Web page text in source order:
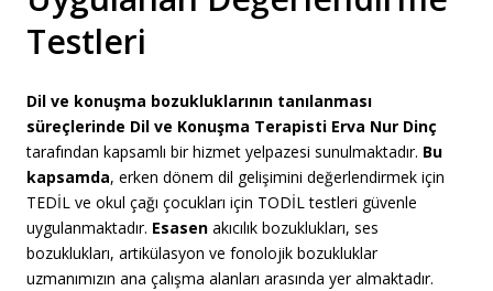
Testleri
Dil ve konuşma bozukluklarının tanılanması
süreçlerinde Dil ve Konuşma Terapisti Erva Nur Dinç
tarafından kapsamlı bir hizmet yelpazesi sunulmaktadır. Bu
kapsamda, erken dönem dil gelişimini değerlendirmek için
TEDİL ve okul çağı çocukları için TODİL testleri güvenle
uygulanmaktadır. Esasen akıcılık bozuklukları, ses
bozuklukları, artikülasyon ve fonolojik bozukluklar
uzmanımızın ana çalışma alanları arasında yer almaktadır.